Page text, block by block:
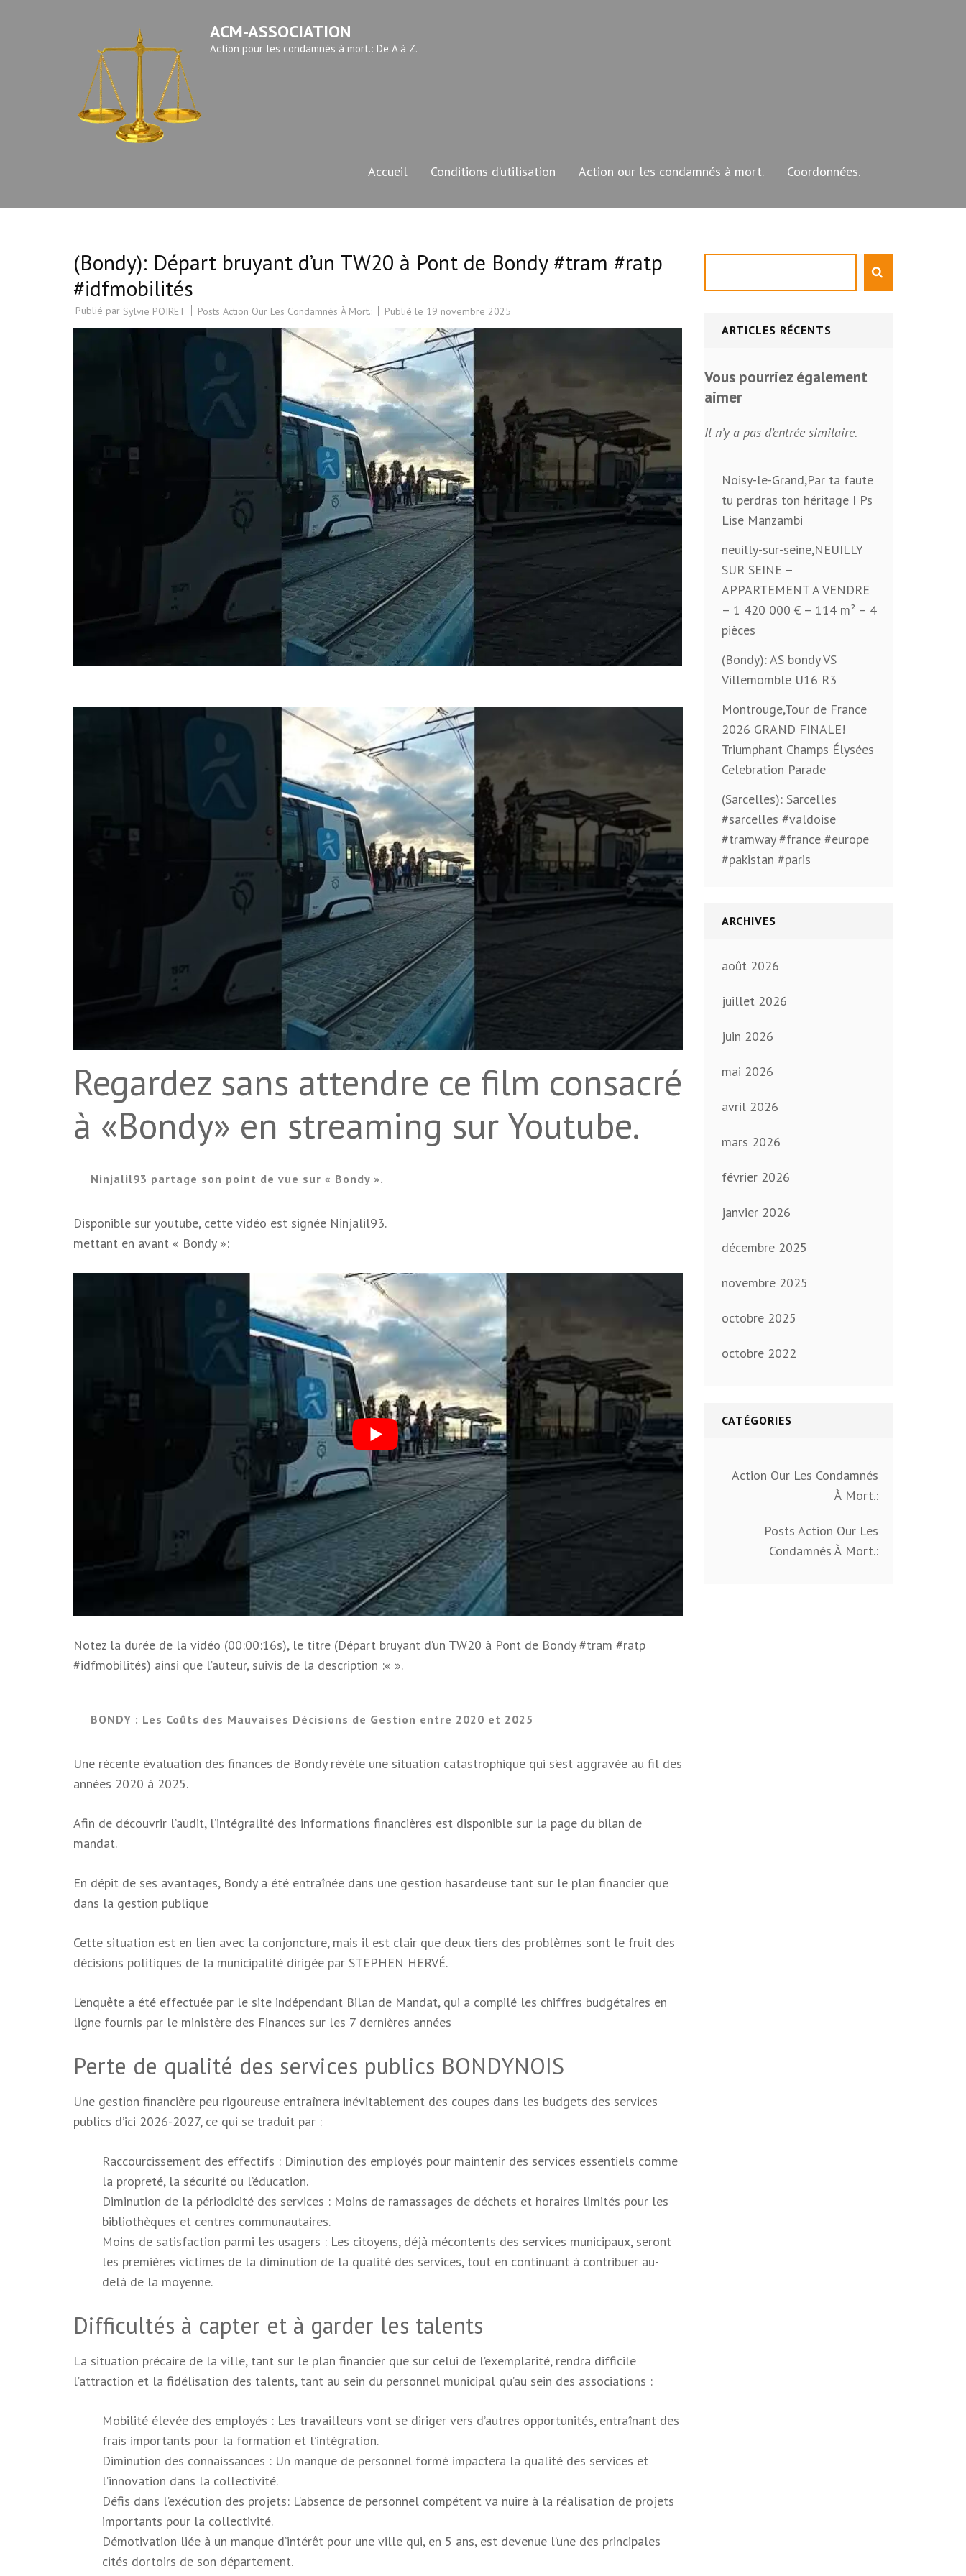
ACM-ASSOCIATION
Action pour les condamnés à mort.: De A à Z.
Accueil Conditions d’utilisation Action our les condamnés à mort. Coordonnées.
(Bondy): Départ bruyant d’un TW20 à Pont de Bondy #tram #ratp
#idfmobilités
Publié par Sylvie POIRET Posts Action Our Les Condamnés À Mort.: Publié le 19 novembre 2025
Regardez sans attendre ce film consacré
à «Bondy» en streaming sur Youtube.
Ninjalil93 partage son point de vue sur « Bondy ».
Disponible sur youtube, cette vidéo est signée Ninjalil93.
mettant en avant « Bondy »:
Notez la durée de la vidéo (00:00:16s), le titre (Départ bruyant d’un TW20 à Pont de Bondy #tram #ratp
#idfmobilités) ainsi que l’auteur, suivis de la description :« ».
BONDY : Les Coûts des Mauvaises Décisions de Gestion entre 2020 et 2025
Une récente évaluation des finances de Bondy révèle une situation catastrophique qui s’est aggravée au fil des
années 2020 à 2025.
Afin de découvrir l’audit, l’intégralité des informations financières est disponible sur la page du bilan de
mandat.
En dépit de ses avantages, Bondy a été entraînée dans une gestion hasardeuse tant sur le plan financier que
dans la gestion publique
Cette situation est en lien avec la conjoncture, mais il est clair que deux tiers des problèmes sont le fruit des
décisions politiques de la municipalité dirigée par STEPHEN HERVÉ.
L’enquête a été effectuée par le site indépendant Bilan de Mandat, qui a compilé les chiffres budgétaires en
ligne fournis par le ministère des Finances sur les 7 dernières années
Perte de qualité des services publics BONDYNOIS
Une gestion financière peu rigoureuse entraînera inévitablement des coupes dans les budgets des services
publics d’ici 2026-2027, ce qui se traduit par :
Raccourcissement des effectifs : Diminution des employés pour maintenir des services essentiels comme
la propreté, la sécurité ou l’éducation.
Diminution de la périodicité des services : Moins de ramassages de déchets et horaires limités pour les
bibliothèques et centres communautaires.
Moins de satisfaction parmi les usagers : Les citoyens, déjà mécontents des services municipaux, seront
les premières victimes de la diminution de la qualité des services, tout en continuant à contribuer au-
delà de la moyenne.
Difficultés à capter et à garder les talents
La situation précaire de la ville, tant sur le plan financier que sur celui de l’exemplarité, rendra difficile
l’attraction et la fidélisation des talents, tant au sein du personnel municipal qu’au sein des associations :
Mobilité élevée des employés : Les travailleurs vont se diriger vers d’autres opportunités, entraînant des
frais importants pour la formation et l’intégration.
Diminution des connaissances : Un manque de personnel formé impactera la qualité des services et
l’innovation dans la collectivité.
Défis dans l’exécution des projets: L’absence de personnel compétent va nuire à la réalisation de projets
importants pour la collectivité.
Démotivation liée à un manque d’intérêt pour une ville qui, en 5 ans, est devenue l’une des principales
cités dortoirs de son département.
ARTICLES RÉCENTS
Vous pourriez également
aimer
Il n’y a pas d’entrée similaire.
Noisy-le-Grand,Par ta faute
tu perdras ton héritage I Ps
Lise Manzambi
neuilly-sur-seine,NEUILLY
SUR SEINE –
APPARTEMENT A VENDRE
– 1 420 000 € – 114 m² – 4
pièces
(Bondy): AS bondy VS
Villemomble U16 R3
Montrouge,Tour de France
2026 GRAND FINALE!
Triumphant Champs Élysées
Celebration Parade
(Sarcelles): Sarcelles
#sarcelles #valdoise
#tramway #france #europe
#pakistan #paris
ARCHIVES
août 2026
juillet 2026
juin 2026
mai 2026
avril 2026
mars 2026
février 2026
janvier 2026
décembre 2025
novembre 2025
octobre 2025
octobre 2022
CATÉGORIES
Action Our Les Condamnés
À Mort.:
Posts Action Our Les
Condamnés À Mort.: